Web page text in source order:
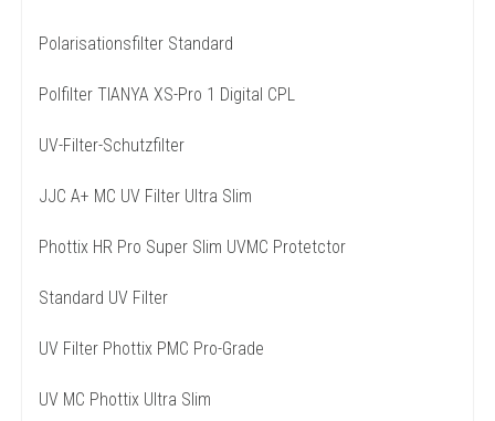
Polarisationsfilter Standard
Polfilter TIANYA XS-Pro 1 Digital CPL
UV-Filter-Schutzfilter
JJC A+ MC UV Filter Ultra Slim
Phottix HR Pro Super Slim UVMC Protetctor
Standard UV Filter
UV Filter Phottix PMC Pro-Grade
UV MC Phottix Ultra Slim